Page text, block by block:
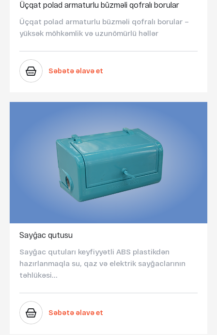
Üçqat polad armaturlu büzməli qofralı borular
Üçqat polad armaturlu büzməli qofralı borular –
yüksək möhkəmlik və uzunömürlü həllər
Səbətə əlavə et
Sayğac qutusu
Sayğac qutuları keyfiyyətli ABS plastikdən
hazırlanmaqla su, qaz və elektrik sayğaclarının
təhlükəsi...
Səbətə əlavə et